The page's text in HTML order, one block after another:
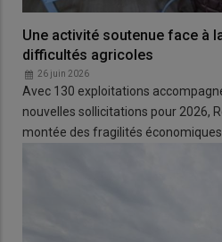
Une activité soutenue face à
difficultés agricoles
26 juin 2026
Avec 130 exploitations
nouvelles sollicitations pour 2026,
montée des fragilités économiques